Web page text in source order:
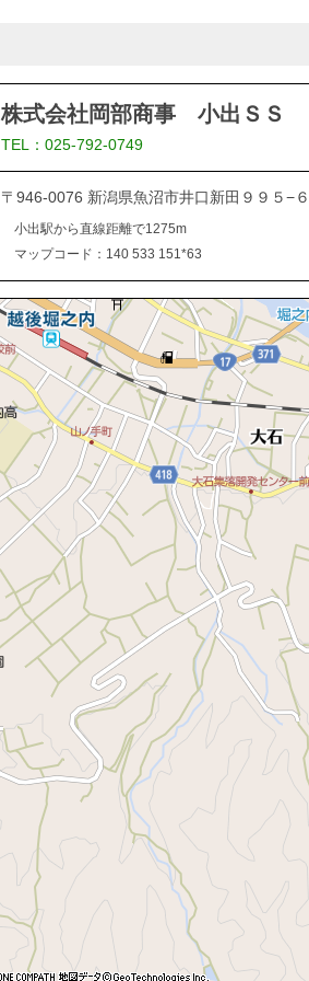
株式会社岡部商事 小出ＳＳ
TEL：025-792-0749
〒946-0076 新潟県魚沼市井口新田９９５−６
小出駅から直線距離で1275m
マップコード：140 533 151*63